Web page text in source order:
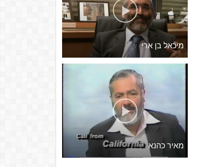
מיכאל בן ארי
מאיר כהנא